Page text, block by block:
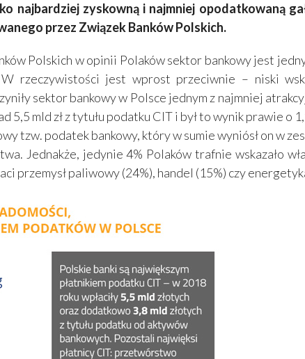
najbardziej zyskowną i najmniej opodatkowaną
przez Związek Banków Polskich.
Polskich w opinii Polaków sektor bankowy jest
rzeczywistości jest wprost przeciwnie – niski
sektor bankowy w Polsce jednym z najmniej
mld zł z tytułu podatku CIT i był to wynik prawie o
podatek bankowy, który w sumie wyniósł on w
Jednakże, jedynie 4% Polaków trafnie wskazało
przemysł paliwowy (24%), handel (15%) czy